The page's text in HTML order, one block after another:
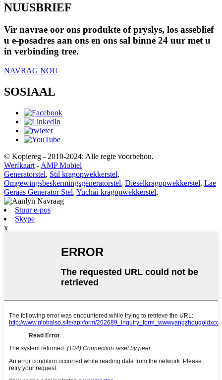
NUUSBRIEF
Vir navrae oor ons produkte of pryslys, los asseblief
u e-posadres aan ons en ons sal binne 24 uur met u
in verbinding tree.
NAVRAG NOU
SOSIAAL
© Kopiereg - 2010-2024: Alle regte voorbehou.
Werfkaart - AMP Mobiel
Generatorstel, Stil kragopwekkerstel,
Omgewingsbeskermingsgeneratorstel, Dieselkragopwekkerstel, Lae
Geraas Generator Stel, Yuchai-kragopwekkerstel,
Stuur e-pos
Skype
x